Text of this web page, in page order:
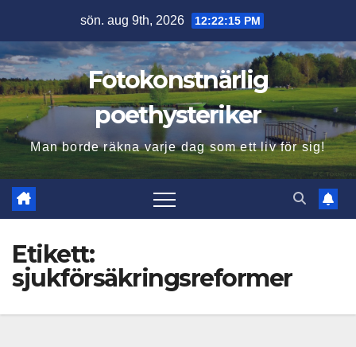
innehåll
sön. aug 9th, 2026 12:22:16 PM
Fotokonstnärlig
poethysteriker
Man borde räkna varje dag som ett liv för sig!
Etikett:
sjukförsäkringsreformer